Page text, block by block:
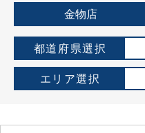
金物店
都道府県選択
エリア選択